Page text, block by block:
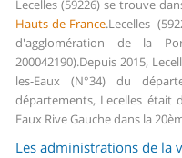
Lecelles (59226) se trouve
Hauts-de-France.Lecelles
d'agglomération de la
200042190).Depuis 2015,
les-Eaux (N°34) du
départements, Lecelles était
Eaux Rive Gauche dans la
Les administrations de la